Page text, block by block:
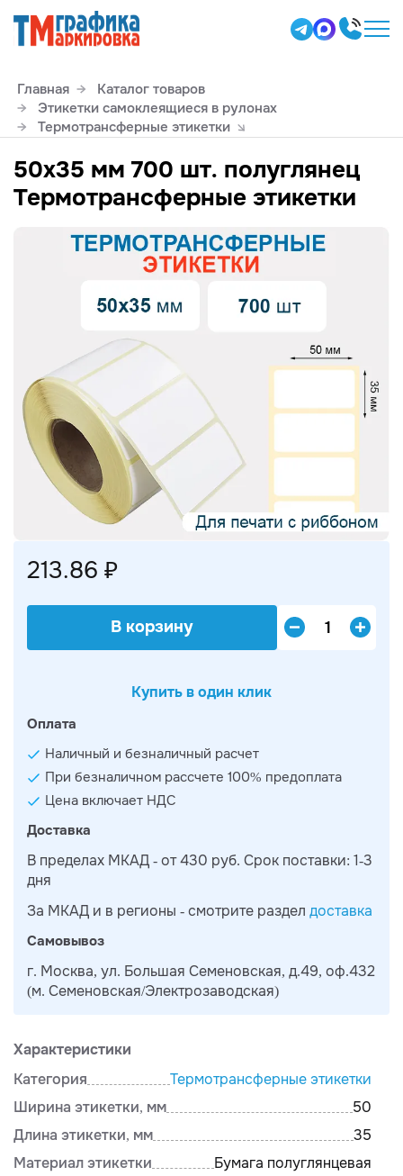
Главная
Каталог товаров
Этикетки самоклеящиеся в рулонах
Термотрансферные этикетки
50х35 мм 700 шт. полуглянец
Термотрансферные этикетки
Характеристики
Категория
Термотрансферные этикетки
Ширина этикетки, мм
50
Длина этикетки, мм
35
Материал этикетки
Бумага полуглянцевая
213.86 ₽
В корзину
Купить в один клик
Оплата
Наличный и безналичный расчет
При безналичном рассчете 100% предоплата
Цена включает НДС
Доставка
В пределах МКАД - от 430 руб. Срок поставки: 1-3
дня
За МКАД и в регионы - смотрите раздел доставка
Самовывоз
г. Москва, ул. Большая Семеновская, д.49, оф.432
(м. Семеновская/Электрозаводская)